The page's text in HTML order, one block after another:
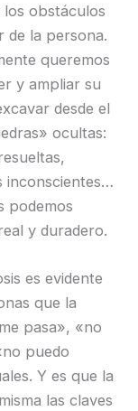
los obstáculos
de la persona.
queremos
y ampliar su
desde el
ocultas:
inconscientes…
podemos
y duradero.
es evidente
que la
pasa», «no
puedo
Y es que la
las claves